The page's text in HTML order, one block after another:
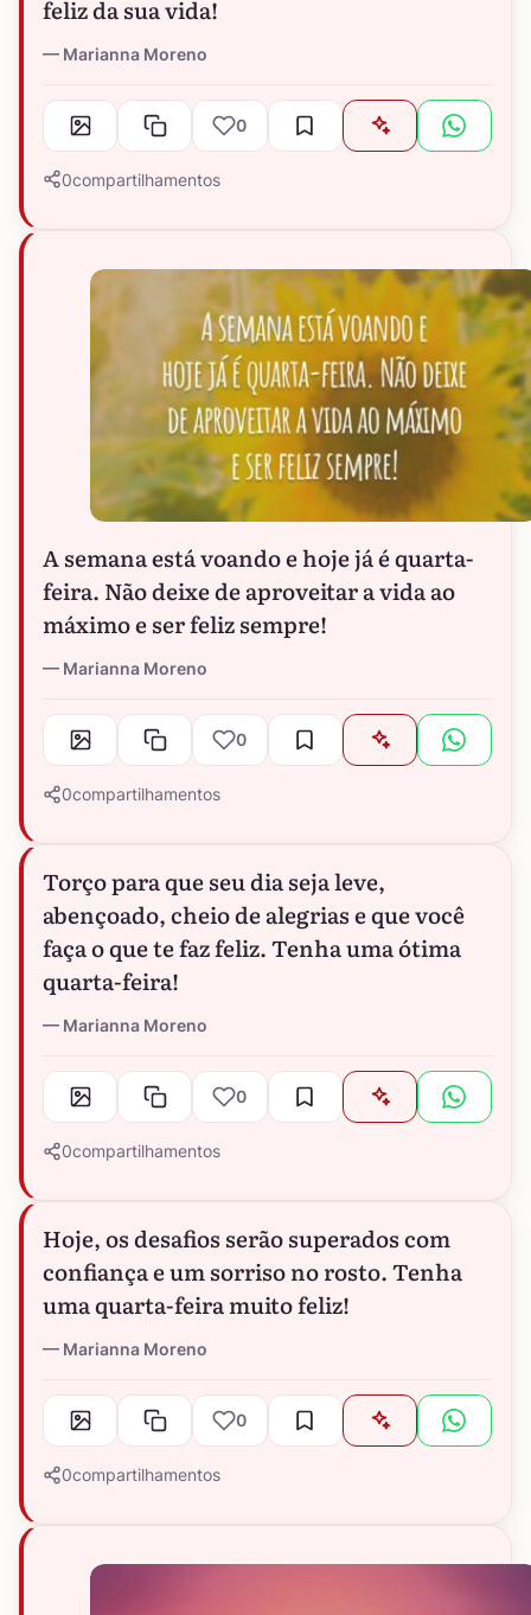
feliz da sua vida!
Marianna Moreno
0
0compartilhamentos
A semana está voando e hoje já é quarta-
feira. Não deixe de aproveitar a vida ao
máximo e ser feliz sempre!
Marianna Moreno
0
0compartilhamentos
Torço para que seu dia seja leve,
abençoado, cheio de alegrias e que você
faça o que te faz feliz. Tenha uma ótima
quarta-feira!
Marianna Moreno
0
0compartilhamentos
Hoje, os desafios serão superados com
confiança e um sorriso no rosto. Tenha
uma quarta-feira muito feliz!
Marianna Moreno
0
0compartilhamentos